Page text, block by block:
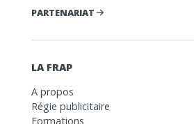
PARTENARIAT
LA FRAP
A propos
Régie publicitaire
Formations